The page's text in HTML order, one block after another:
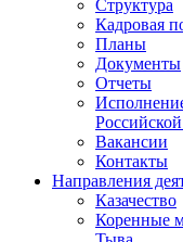
Структура
Кадровая
Планы
Документы
Отчеты
Вакансии
Контакты
Направления
Казачество
Коренные